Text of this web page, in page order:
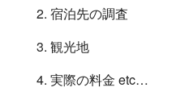
宿泊先の調査
観光地
実際の料金 etc…